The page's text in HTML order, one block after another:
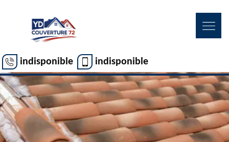
indisponible indisponible